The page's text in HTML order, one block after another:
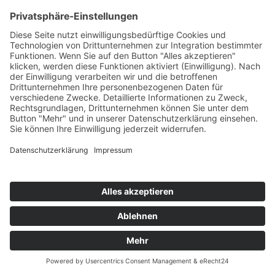
Bild: Walter Stuber
Viele haben ihr Leben lang gearbeitet, geschuftet,
durchgezogen. Gesundheit? Nach hinten geschoben. Der
Plan war simpel und ehrlich gesagt naiv: Erst Geld verdienen,
dann im Alter die Gesundheit „reparieren“. Das funktioniert
so nicht. Der Körper vergisst nichts. Und irgendwann zieht er
die Rechnung ein.
Ich weiß, wovon ich rede. Durch meine HSP-Spastik war mir
Gesundheit nicht ernst nehme, verliere ich. Deshalb habe ich
mir über Jahre hinweg Unterstützung geholt. Regelmäßiges
Coaching, unter anderem beiMonika Bylitza
stabil zu bleiben. Körperlich jede Woche eine Stunde Reha –
jeden Montag – bei Herr Marcel Döring im
Roßwein. Und trotzdem sage ich heute ganz klar: Es war im